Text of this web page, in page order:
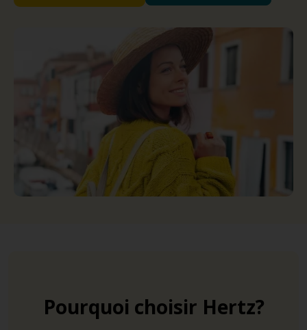
Pourquoi choisir Hertz?